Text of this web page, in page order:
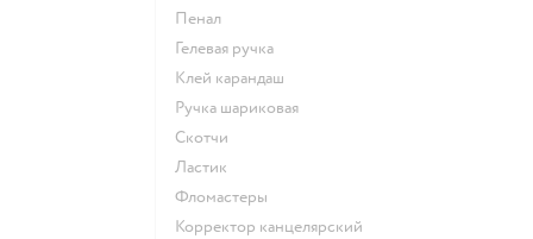
Пенал
Гелевая ручка
Клей карандаш
Ручка шариковая
Скотчи
Ластик
Фломастеры
Корректор канцелярский